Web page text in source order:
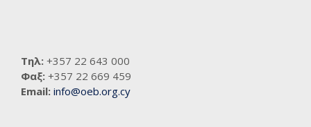
Τηλ: +357 22 643 000
Φαξ: +357 22 669 459
Email: info@oeb.org.cy